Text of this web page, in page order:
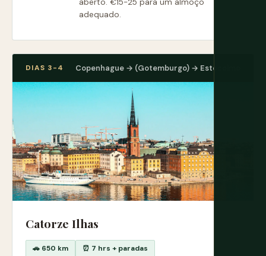
aberto. €15-25 para um almoço
adequado.
DIAS 3-4 Copenhague → (Gotemburgo) → Estocolmo
Catorze Ilhas
🚗 650 km
⏰ 7 hrs + paradas